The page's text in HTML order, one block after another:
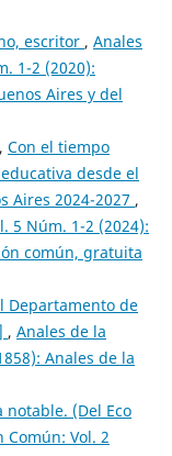
escritor , Anales
1-2 (2020):
Aires y del
Con el tiempo
desde el
Aires 2024-2027 ,
5 Núm. 1-2 (2024):
común, gratuita
Departamento de
, Anales de la
Anales de la
(Del Eco
Común: Vol. 2